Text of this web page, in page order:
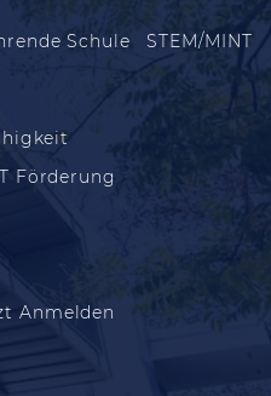
Schule STEM/MINT
Förderung
Anmelden